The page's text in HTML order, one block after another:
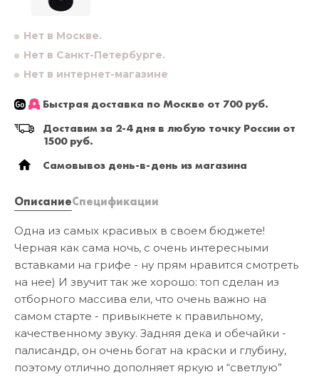
Нет в Москве.
Нет в Санкт-Петербурге.
Нет в интернет-магазине
Быстрая доставка по Москве от 700 руб.
Доставим за 2-4 дня в любую точку России от
1500 руб.
Самовывоз день-в-день из магазина
ОписаниеСпецификации
Одна из самых красивых в своем бюджете!
Черная как сама ночь, с очень интересными
вставками на грифе - ну прям нравится смотреть
на нее) И звучит так же хорошо: топ сделан из
отборного массива ели, что очень важно на
самом старте - привыкнете к правильному,
качественному звуку. Задняя дека и обечайки -
палисандр, он очень богат на краски и глубину,
поэтому отлично дополняет яркую и “светлую”